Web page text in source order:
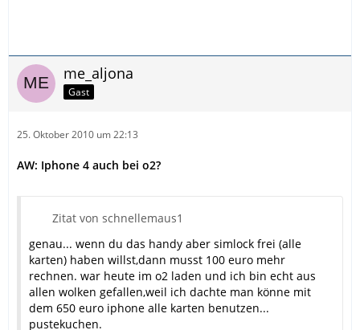
me_aljona
Gast
25. Oktober 2010 um 22:13
AW: Iphone 4 auch bei o2?
Zitat von schnellemaus1
genau... wenn du das handy aber simlock frei (alle
karten) haben willst,dann musst 100 euro mehr
rechnen. war heute im o2 laden und ich bin echt aus
allen wolken gefallen,weil ich dachte man könne mit
dem 650 euro iphone alle karten benutzen...
pustekuchen.